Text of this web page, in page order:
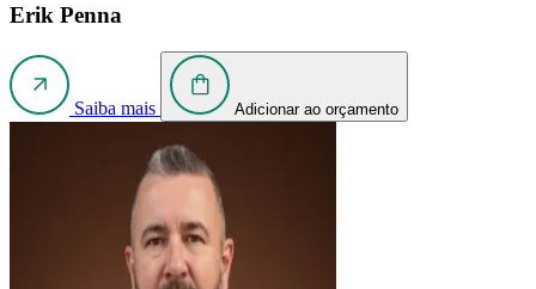
Erik Penna
Saiba mais Adicionar ao orçamento